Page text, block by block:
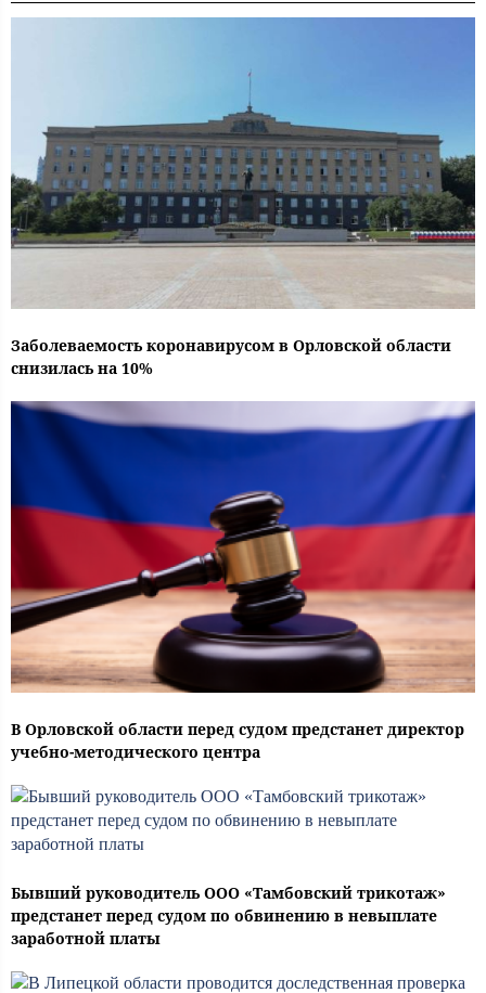
Заболеваемость коронавирусом в Орловской области
снизилась на 10%
В Орловской области перед судом предстанет директор
учебно-методического центра
Бывший руководитель ООО «Тамбовский трикотаж»
предстанет перед судом по обвинению в невыплате
заработной платы